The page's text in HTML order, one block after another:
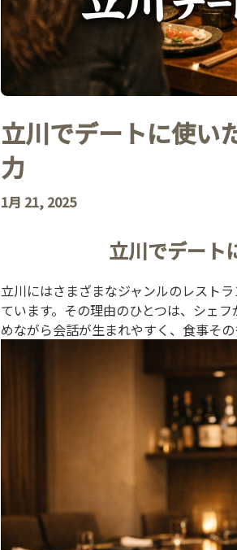
立川でデートに使い
力
1月 21, 2025
立川でデート
立川にはさまざまなジャンルのレスト
ています。その理由のひとつは、シェ
めながら会話が生まれやすく、食事そ